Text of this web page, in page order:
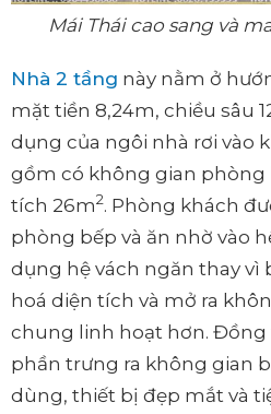
Mái Thái cao sang và
Nhà 2 tầng này nằm ở
mặt tiền 8,24m, chiều sâu
dụng của ngôi nhà rơi vào
gồm có không gian phòng
tích 26m2. Phòng khách
phòng bếp và ăn nhờ vào
dụng hệ vách ngăn thay vì
hoá diện tích và mở ra
chung linh hoạt hơn. Đồng
phần trưng ra không gian
dùng, thiết bị đẹp mắt và